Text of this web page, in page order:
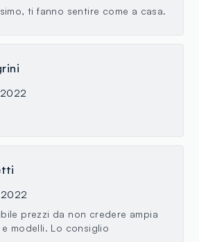
ti fanno sentire come a casa.
prezzi da non credere ampia
modelli. Lo consiglio